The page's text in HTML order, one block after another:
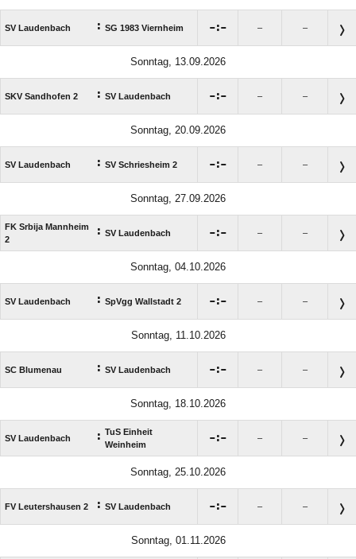
SV Laudenbach : SG 1983 Viernheim : – –
Sonntag, 13.09.2026
SKV Sandhofen 2 : SV Laudenbach : – –
Sonntag, 20.09.2026
SV Laudenbach : SV Schriesheim 2 : – –
Sonntag, 27.09.2026
FK Srbija Mannheim
2
: SV Laudenbach : – –
Sonntag, 04.10.2026
SV Laudenbach : SpVgg Wallstadt 2 : – –
Sonntag, 11.10.2026
SC Blumenau : SV Laudenbach : – –
Sonntag, 18.10.2026
SV Laudenbach : TuS Einheit
Weinheim
: – –
Sonntag, 25.10.2026
FV Leutershausen 2 : SV Laudenbach : – –
Sonntag, 01.11.2026